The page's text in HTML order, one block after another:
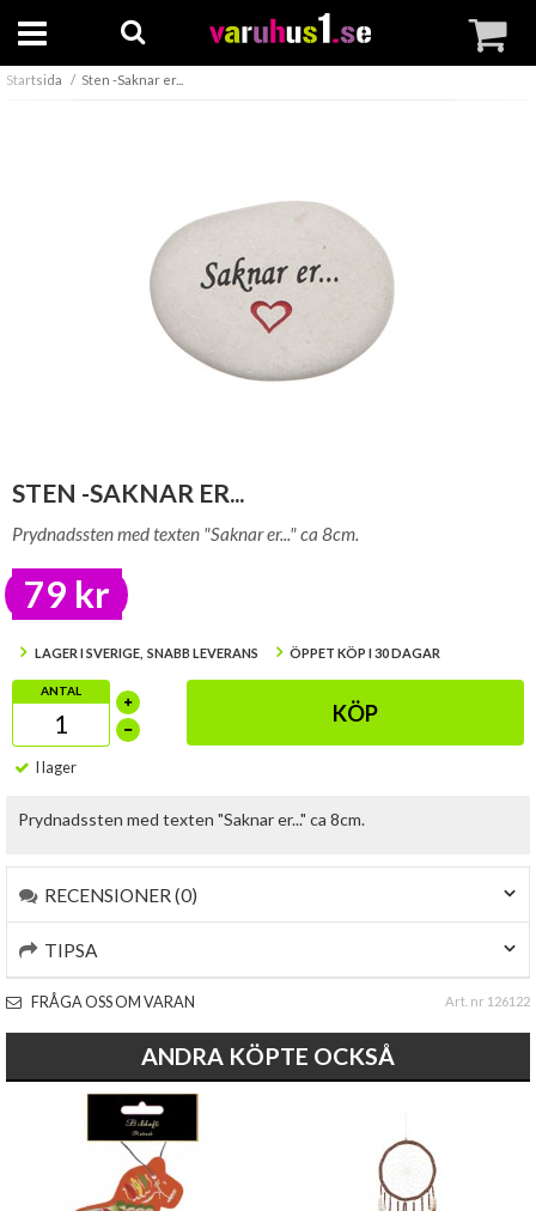
Startsida Sten -Saknar er...
STEN -SAKNAR ER...
Prydnadssten med texten "Saknar er..." ca 8cm.
79 kr
LAGER I SVERIGE, SNABB LEVERANS ÖPPET KÖP I 30 DAGAR
ANTAL
KÖP
I lager
Prydnadssten med texten "Saknar er..." ca 8cm.
RECENSIONER (0)
TIPSA
FRÅGA OSS OM VARAN Art. nr 126122
ANDRA KÖPTE OCKSÅ